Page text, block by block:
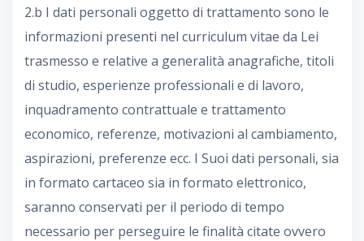
2.b I dati personali oggetto di trattamento sono le
informazioni presenti nel curriculum vitae da Lei
trasmesso e relative a generalità anagrafiche, titoli
di studio, esperienze professionali e di lavoro,
inquadramento contrattuale e trattamento
economico, referenze, motivazioni al cambiamento,
aspirazioni, preferenze ecc. I Suoi dati personali, sia
in formato cartaceo sia in formato elettronico,
saranno conservati per il periodo di tempo
necessario per perseguire le finalità citate ovvero